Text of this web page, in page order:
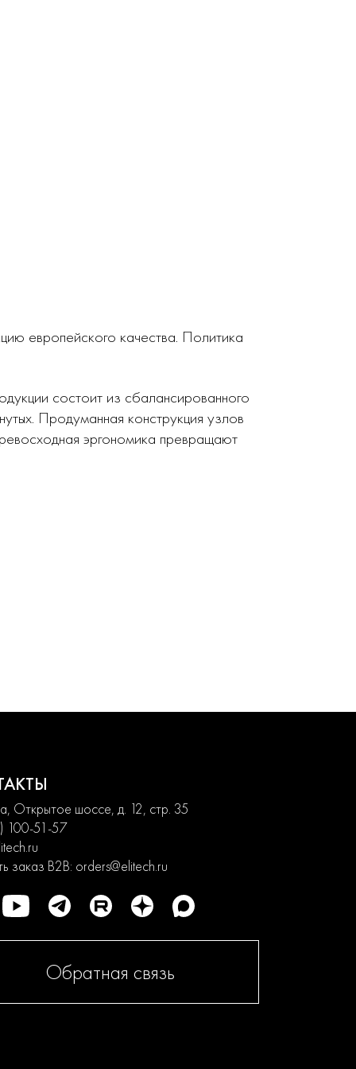
европейского качества. Политика
состоит из сбалансированного
Продуманная конструкция узлов
эргономика превращают
Открытое шоссе, д. 12, стр. 35
100-51-57
заказ B2B: orders@elitech.ru
Обратная связь